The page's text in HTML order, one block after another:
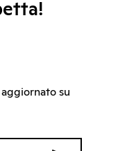
su